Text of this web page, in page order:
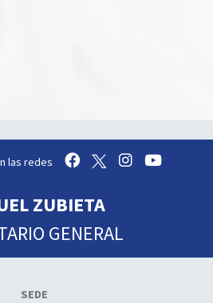
las redes
ZUBIETA
GENERAL
SEDE